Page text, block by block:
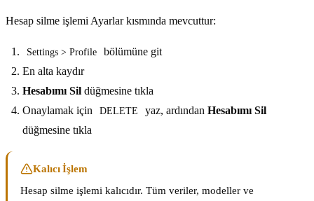
Hesap silme işlemi Ayarlar kısmında mevcuttur:
Settings > Profile
bölümüne git
En alta kaydır
Hesabımı Sil düğmesine tıkla
Onaylamak için
DELETE yaz, ardından Hesabımı Sil
düğmesine tıkla
Kalıcı İşlem
Hesap silme işlemi kalıcıdır. Tüm veriler, modeller ve